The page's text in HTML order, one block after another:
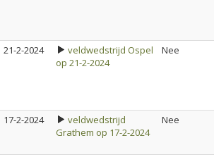
21-2-2024
veldwedstrijd Ospel
op 21-2-2024
Nee
17-2-2024
veldwedstrijd
Grathem op 17-2-2024
Nee